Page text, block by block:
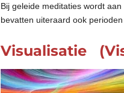
Bij geleide meditaties wordt
bevatten uiteraard ook perioden
Visualisatie